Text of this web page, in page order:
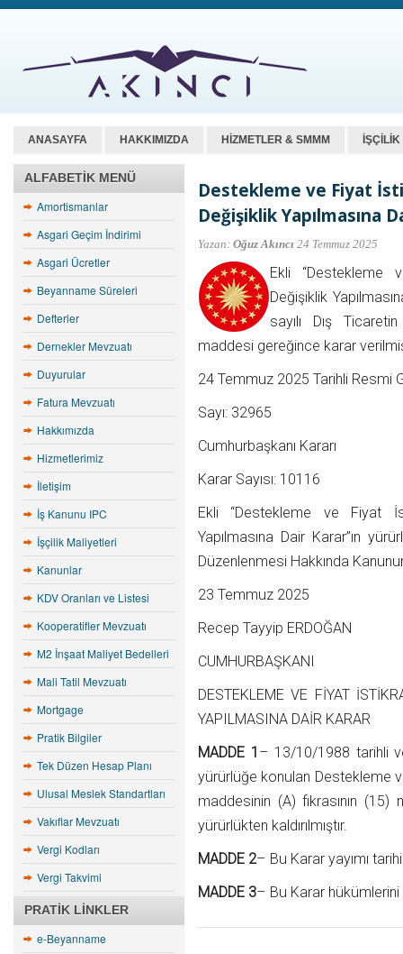
ANASAYFA HAKKIMIZDA HİZMETLER & SMMM
ALFABETIK MENÜ
Amortismanlar
Asgari Geçim İndirimi
Asgari Ücretler
Beyanname Süreleri
Defterler
Dernekler Mevzuatı
Duyurular
Fatura Mevzuatı
Hakkımızda
Hizmetlerimiz
İletişim
İş Kanunu IPC
İşçilik Maliyetleri
Kanunlar
KDV Oranları ve Listesi
Kooperatifler Mevzuatı
M2 İnşaat Maliyet Bedelleri
Mali Tatil Mevzuatı
Mortgage
Pratik Bilgiler
Tek Düzen Hesap Planı
Ulusal Meslek Standartları
Vakıflar Mevzuatı
Vergi Kodları
Vergi Takvimi
PRATIK LINKLER
e-Beyanname
Destekleme ve Fiyat
Değişiklik Yapılmasına
Yazan: Oğuz Akıncı 24 Temmuz 2025
Ekli “Destekleme
Değişiklik
sayılı Dış
maddesi gereğince karar
24 Temmuz 2025 Tarihli Resmi
Sayı: 32965
Cumhurbaşkanı Kararı
Karar Sayısı: 10116
Ekli “Destekleme ve Fiyat
Yapılmasına Dair Karar”ın
Düzenlenmesi Hakkında
23 Temmuz 2025
Recep Tayyip ERDOĞAN
CUMHURBAŞKANI
DESTEKLEME VE FİYAT
YAPILMASINA DAİR KARAR
MADDE 1 – 13/10/1988 tarihli
yürürlüğe konulan Destekleme
maddesinin (A) fıkrasının (15)
yürürlükten kaldırılmıştır.
MADDE 2– Bu Karar yayımı
MADDE 3– Bu Karar